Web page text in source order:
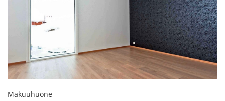
Makuuhuone